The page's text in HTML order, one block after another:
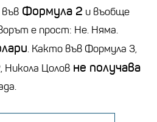
Формула 2 и въобще
е прост: Не. Няма.
. Както във Формула 3,
Никола Цолов не получава